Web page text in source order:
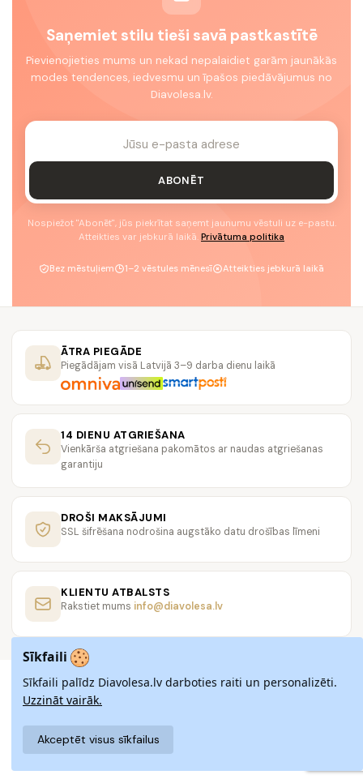
Saņemiet stilu tieši savā pastkastītē
Pievienojieties mums un nekad nepalaidiet garām jaunākās
modes tendences, iedvesmu un īpašos piedāvājumus no
Diavolesa.lv.
ABONĒT
Nospiežot "Abonēt", jūs piekrītat saņemt jaunumu vēstuli uz e-pastu.
Atteikties var jebkurā laikā. Privātuma politika
Bez mēstuļiem 1–2 vēstules mēnesī Atteikties jebkurā laikā
ĀTRA PIEGĀDE
Piegādājam visā Latvijā 3–9 darba dienu laikā
14 DIENU ATGRIEŠANA
Vienkārša atgriešana pakomātos ar naudas atgriešanas
garantiju
DROŠI MAKSĀJUMI
SSL šifrēšana nodrošina augstāko datu drošības līmeni
KLIENTU ATBALSTS
Rakstiet mums info@diavolesa.lv
Sīkfaili
Sīkfaili palīdz Diavolesa.lv darboties raiti un personalizēti.
Uzzināt vairāk.
Akceptēt visus sīkfailus